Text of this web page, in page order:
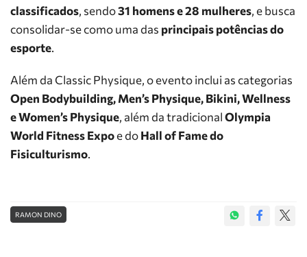
classificados, sendo31 homens e 28 mulheres, e busca
consolidar-se como uma das principais potências do
esporte.
Além da Classic Physique, o evento inclui as categorias
Open Bodybuilding, Men’s Physique, Bikini, Wellness
e Women’s Physique, além da tradicionalOlympia
World Fitness Expoe doHall of Fame do
Fisiculturismo.
RAMON DINO